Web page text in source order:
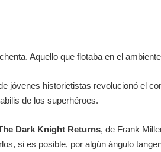
Aquello que flotaba en el
jóvenes historietistas revolucionó el
de los superhéroes.
Dark Knight Returns, de Frank
si es posible, por algún ángulo